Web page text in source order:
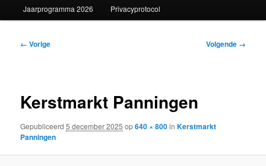
Jaarprogramma 2026 Privacyprotocol
Afbeeldingsnavigatie
← Vorige Volgende →
Kerstmarkt Panningen
Gepubliceerd5 december 2025 op640 × 800inKerstmarkt
Panningen